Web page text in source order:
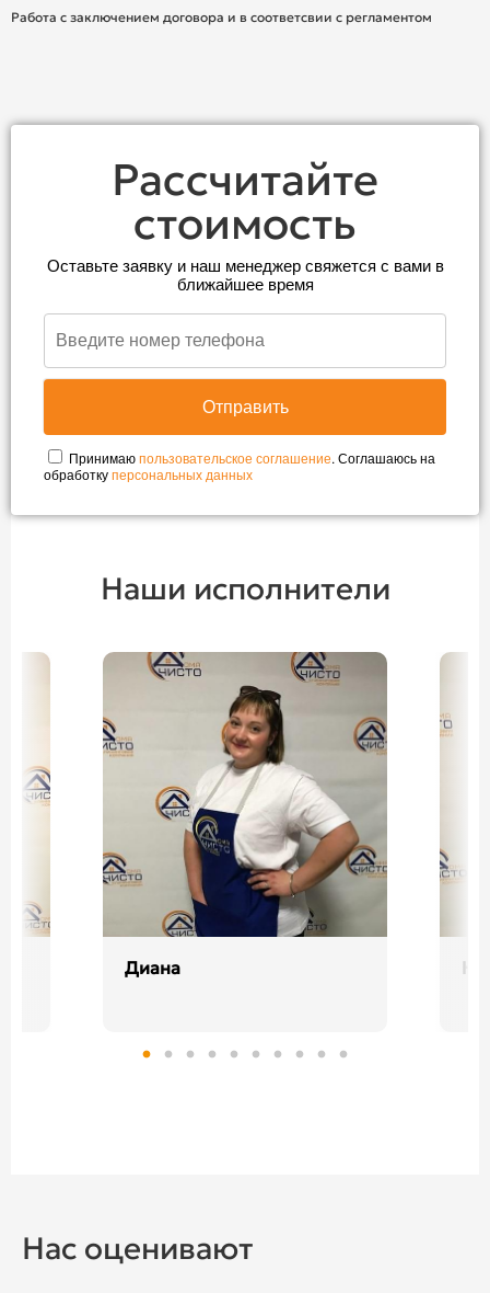
Работа с заключением договора и в соответсвии с регламентом
Рассчитайте
стоимость
Оставьте заявку и наш менеджер свяжется с вами в
ближайшее время
Принимаюпользовательское соглашение. Соглашаюсь на
обработкуперсональных данных
Наши исполнители
Диана
Нас оценивают